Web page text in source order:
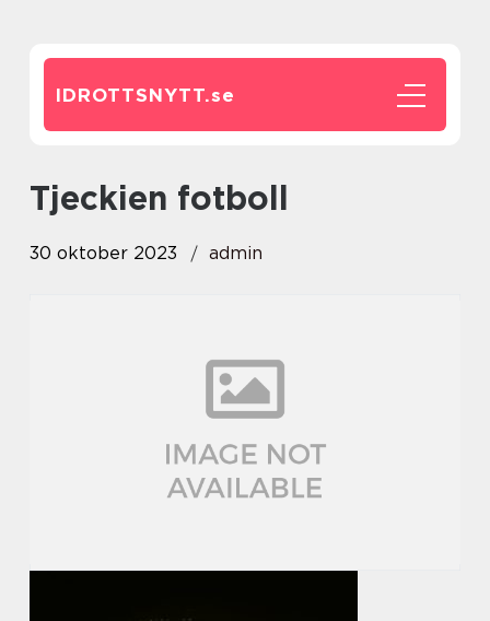
IDROTTSNYTT.se
tjeckien fotboll
30 oktober 2023 admin